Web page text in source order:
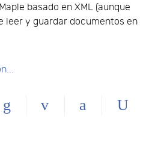
basado en XML (aunque
leer y guardar documentos en